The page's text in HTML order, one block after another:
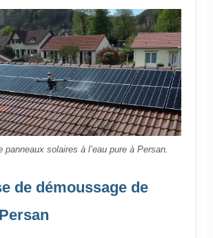
panneaux solaires à l’eau pure à Persan.
de démoussage de